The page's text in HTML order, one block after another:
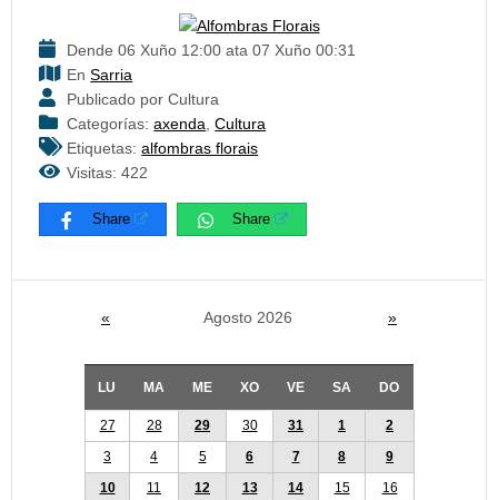
Dende 06 Xuño 12:00 ata 07 Xuño 00:31
EnSarria
Publicado por Cultura
Categorías:axenda,Cultura
Etiquetas:alfombras florais
Visitas: 422
Share Share
« Agosto 2026 »
LU MA ME XO VE SA DO
27 28 29 30 31 1
2
3
4 5 6 7 8
9
10
11 12 13 14 15
16